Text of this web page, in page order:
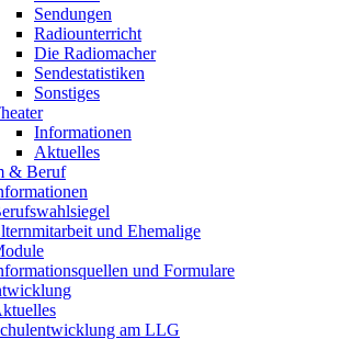
Sendungen
Radiounterricht
Die Radiomacher
Sendestatistiken
Sonstiges
Informationen
Aktuelles
& Beruf
und Ehemalige
und Formulare
am LLG